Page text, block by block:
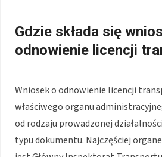
Gdzie składa się
odnowienie licencji
Wniosek o odnowienie licencji
właściwego organu
od rodzaju prowadzonej
typu dokumentu. Najczęściej